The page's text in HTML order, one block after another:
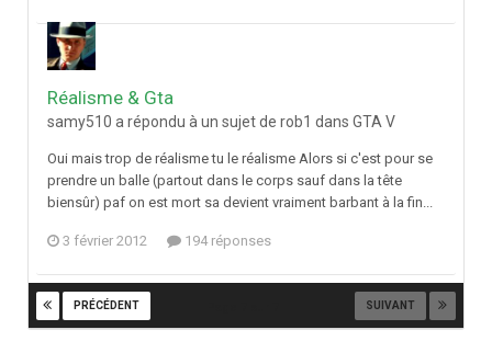
Réalisme & Gta
samy510 a répondu à un sujet de rob1 dans GTA V
Oui mais trop de réalisme tu le réalisme Alors si c'est pour se
prendre un balle (partout dans le corps sauf dans la tête
biensûr) paf on est mort sa devient vraiment barbant à la fin...
3 février 2012 194 réponses
PRÉCÉDENT SUIVANT